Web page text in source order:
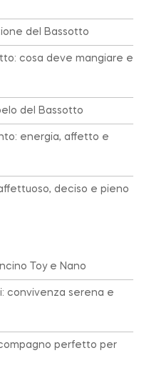
del Bassotto
cosa deve mangiare e
del Bassotto
energia, affetto e
deciso e pieno
Toy e Nano
convivenza serena e
perfetto per